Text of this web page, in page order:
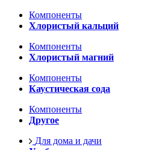
Компоненты
Хлористый кальций
Компоненты
Хлористый магний
Компоненты
Каустическая сода
Компоненты
Другое
Для дома и дачи